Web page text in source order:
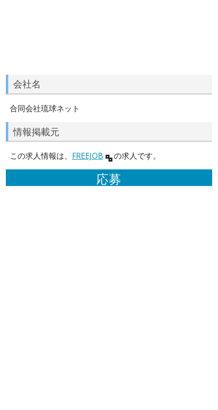
会社名
合同会社琉球ネット
情報掲載元
この求人情報は、 FREEJOB の求人です。
応募